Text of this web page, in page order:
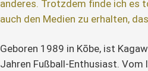
anderes. Trotzdem finde ich es
auch den Medien zu erhalten,
Geboren 1989 in Kōbe, ist
Jahren Fußball-Enthusiast. Vom